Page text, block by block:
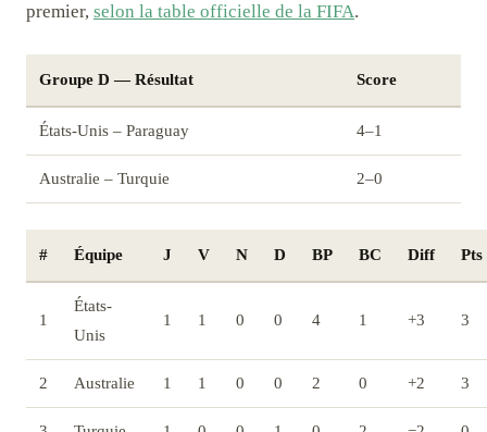
premier, selon la table officielle de la FIFA.
Groupe D — Résultat Score
États-Unis – Paraguay 4–1
Australie – Turquie 2–0
# Équipe J V N D BP BC Diff Pts
1
États-
Unis
1 1 0 0 4 1 +3 3
2 Australie 1 1 0 0 2 0 +2 3